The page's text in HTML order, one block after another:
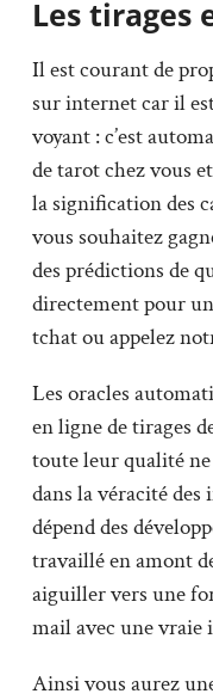
Les tirages
Il est courant de
sur internet car il
voyant : c’est
de tarot chez vous
la signification des
vous souhaitez
des prédictions de
directement pour
tchat ou appelez
Les oracles
en ligne de tirages
toute leur qualité ne
dans la véracité
dépend des
travaillé en amont
aiguiller vers une
mail avec une
Ainsi vous aurez